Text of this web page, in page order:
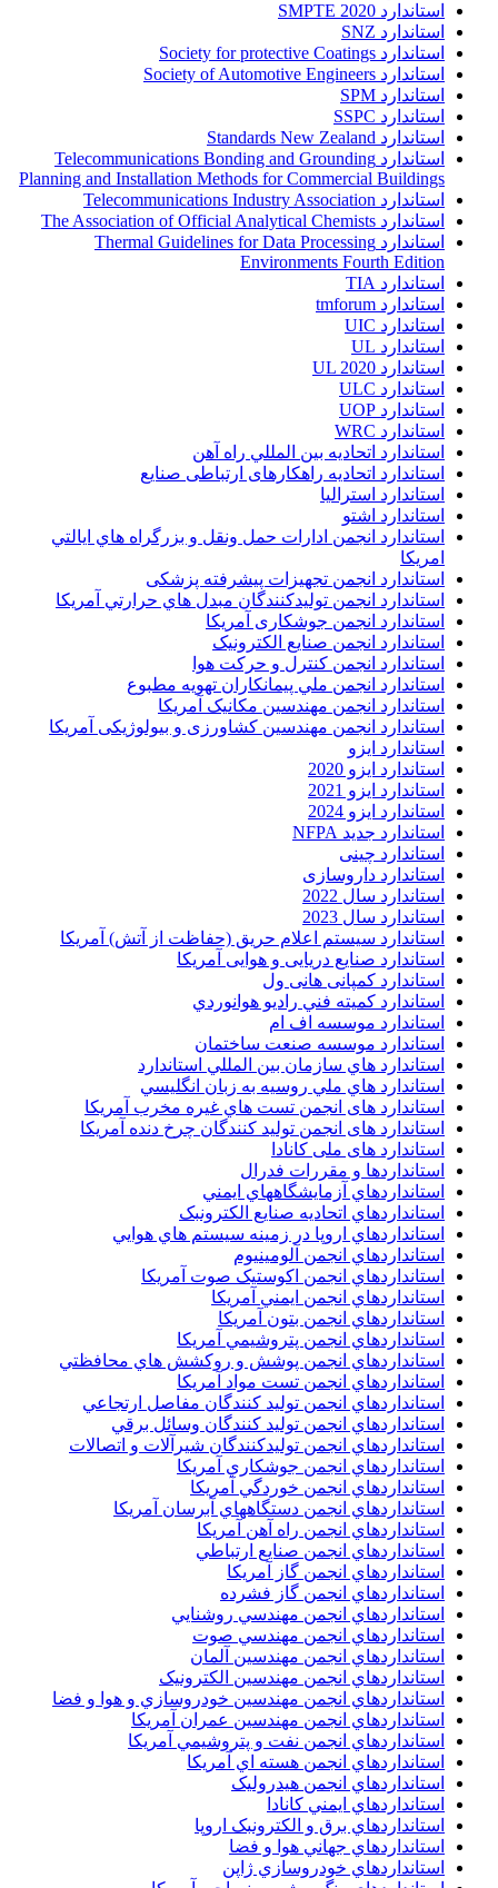
استاندارد SMPTE 2020
استاندارد SNZ
استاندارد Society for protective Coatings
استاندارد Society of Automotive Engineers
استاندارد SPM
استاندارد SSPC
استاندارد Standards New Zealand
استاندارد Telecommunications Bonding and Grounding
Planning and Installation Methods for Commercial Buildings
استاندارد Telecommunications Industry Association
استاندارد The Association of Official Analytical Chemists
استاندارد Thermal Guidelines for Data Processing
Environments Fourth Edition
استاندارد TIA
استاندارد tmforum
استاندارد UIC
استاندارد UL
استاندارد UL 2020
استاندارد ULC
استاندارد UOP
استاندارد WRC
استاندارد اتحاديه بين المللي راه آهن
استاندارد اتحادیه راهکارهای ارتباطی صنایع
استاندارد استرالیا
استاندارد اشتو
استاندارد انجمن ادارات حمل ونقل و بزرگراه هاي ايالتي
امريکا
استاندارد انجمن تجهیزات پیشرفته پزشکی
استاندارد انجمن توليدکنندگان مبدل هاي حرارتي آمريکا
استاندارد انجمن جوشکاری آمریکا
استاندارد انجمن صنايع الکترونيک
استاندارد انجمن کنترل و حرکت هوا
استاندارد انجمن ملي پيمانکاران تهويه مطبوع
استاندارد انجمن مهندسين مکانيک آمريکا
استاندارد انجمن مهندسین کشاورزی و بیولوژیکی آمریکا
استاندارد ایزو
استاندارد ایزو 2020
استاندارد ایزو 2021
استاندارد ایزو 2024
استاندارد جدید NFPA
استاندارد چینی
استاندارد داروسازی
استاندارد سال 2022
استاندارد سال 2023
استاندارد سیستم اعلام حریق (حفاظت از آتش) آمریکا
استاندارد صنایع دریایی و هوایی آمریکا
استاندارد کمپانی هانی ول
استاندارد کميته فني راديو هوانوردي
استاندارد موسسه اف ام
استاندارد موسسه صنعت ساختمان
استاندارد هاي سازمان بين المللي استاندارد
استاندارد هاي ملي روسيه به زبان انگليسي
استاندارد های انجمن تست هاي غيره مخرب آمريکا
استاندارد های انجمن توليد کنندگان چرخ دنده آمريکا
استاندارد های ملی کانادا
استانداردها و مقررات فدرال
استانداردهاي آزمايشگاههاي ايمني
استانداردهاي اتحاديه صنايع الکترونبک
استانداردهاي اروپا در زمينه سيستم هاي هوايي
استانداردهاي انجمن آلومينيوم
استانداردهاي انجمن اکوستيک صوت آمريکا
استانداردهاي انجمن ايمني آمريکا
استانداردهاي انجمن بتون آمريکا
استانداردهاي انجمن پتروشيمي آمريکا
استانداردهاي انجمن پوشش و روکشش هاي محافظتي
استانداردهاي انجمن تست مواد آمريکا
استانداردهاي انجمن توليد کنندگان مفاصل ارتجاعي
استانداردهاي انجمن توليد کنندگان وسائل برقي
استانداردهاي انجمن توليدکنندگان شيرآلات و اتصالات
استانداردهاي انجمن جوشکاري آمريکا
استانداردهاي انجمن خوردگي آمريکا
استانداردهاي انجمن دستگاههاي آبرسان آمريکا
استانداردهاي انجمن راه آهن آمريکا
استانداردهاي انجمن صنايع ارتباطي
استانداردهاي انجمن گاز آمريکا
استانداردهاي انجمن گاز فشرده
استانداردهاي انجمن مهندسي روشنايي
استانداردهاي انجمن مهندسي صوت
استانداردهاي انجمن مهندسين آلمان
استانداردهاي انجمن مهندسين الکترونيک
استانداردهاي انجمن مهندسين خودروسازي و هوا و فضا
استانداردهاي انجمن مهندسين عمران آمريکا
استانداردهاي انجمن نفت و پتروشيمي آمريکا
استانداردهاي انجمن هسته اي آمريکا
استانداردهاي انجمن هيدروليک
استانداردهاي ايمني کانادا
استانداردهاي برق و الکترونبک اروپا
استانداردهاي جهاني هوا و فضا
استانداردهاي خودروسازي ژاپن